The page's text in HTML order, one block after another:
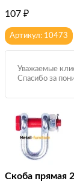
107 ₽
Артикул: 10473
Уважаемые
Спасибо за
Скоба прямая